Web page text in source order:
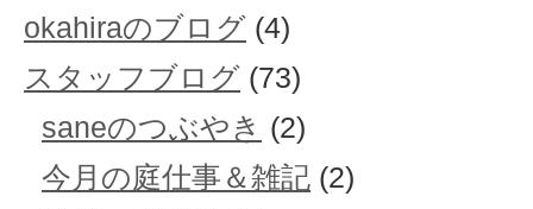
okahiraのブログ (4)
スタッフブログ (73)
saneのつぶやき (2)
今月の庭仕事＆雑記 (2)